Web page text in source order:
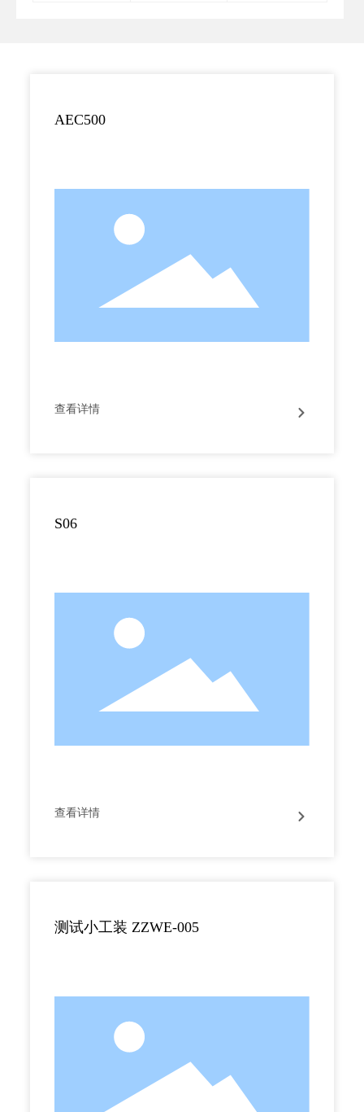
AEC500
查看详情
S06
查看详情
测试小工装 ZZWE-005